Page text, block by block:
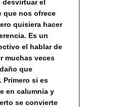
desvirtuar el
que nos ofrece
quisiera hacer
Es un
el hablar de
muchas veces
que
Primero si es
en calumnia y
se convierte